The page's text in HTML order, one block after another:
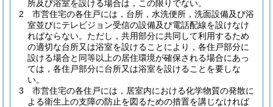
所及び浴室を設ける場合は，この限りでない。
2
市営住宅の各住戸には，台所，水洗便所，洗面設備及び浴
室並びにテレビジョン受信の設備及び電話配線を設けなけ
ればならない。 ただし，共用部分に共同して利用するため
の適切な台所又は浴室を設けることにより，各住戸部分に
設ける場合と同等以上の居住環境が確保される場合にあっ
ては，各住戸部分に台所又は浴室を設けることを要しな
い。
3
市営住宅の各住戸には，居室内における化学物質の発散に
よる衛生上の支障の防止を図るための措置を講じなければ